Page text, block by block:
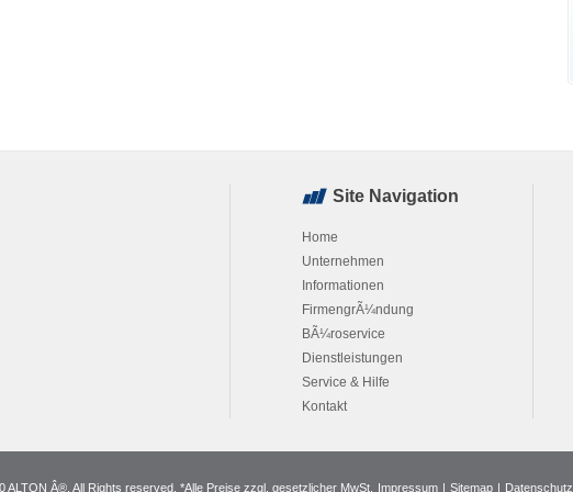
Site Navigation
Home
Unternehmen
Informationen
FirmengrÃ¼ndung
BÃ¼roservice
Dienstleistungen
Service & Hilfe
Kontakt
ALTON Â®. All Rights reserved. *Alle Preise zzgl. gesetzlicher MwSt. Impressum | Sitemap | Datenschutz